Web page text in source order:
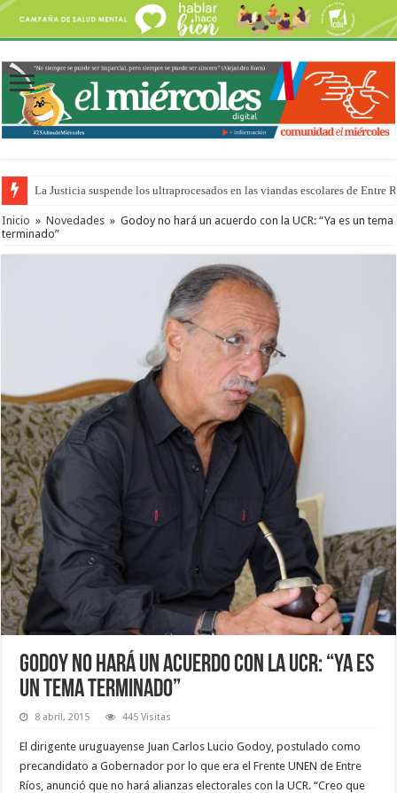
La Justicia suspende los ultraprocesados en las viandas escolares de Entre
Inicio » Novedades » Godoy no hará un acuerdo con la UCR: “Ya es un tema
terminado”
Godoy no hará un acuerdo con la UCR: “Ya es
un tema terminado”
8 abril, 2015 445 Visitas
El dirigente uruguayense Juan Carlos Lucio Godoy, postulado como
precandidato a Gobernador por lo que era el Frente UNEN de Entre
Ríos, anunció que no hará alianzas electorales con la UCR. “Creo que